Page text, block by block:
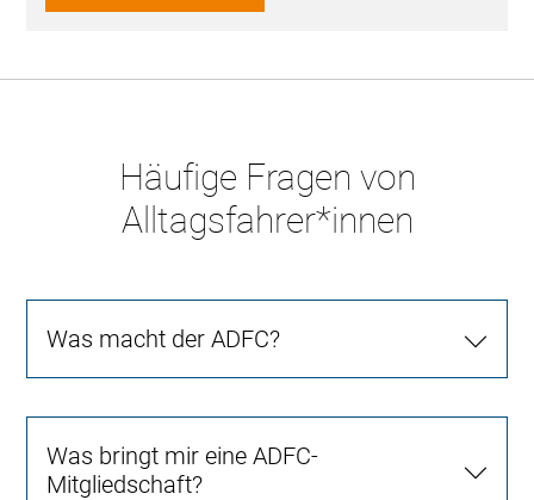
Häufige Fragen von
Alltagsfahrer*innen
Was macht der ADFC?
Was bringt mir eine ADFC-
Mitgliedschaft?